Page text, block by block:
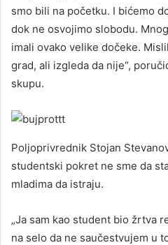
smo bili na početku. I bićemo
dok ne osvojimo slobodu.
imali ovako velike dočeke.
grad, ali izgleda da nije“,
skupu.
Poljoprivrednik Stojan
studentski pokret ne sme da
mladima da istraju.
„Ja sam kao student bio žrtva
na selo da ne saučestvujem u